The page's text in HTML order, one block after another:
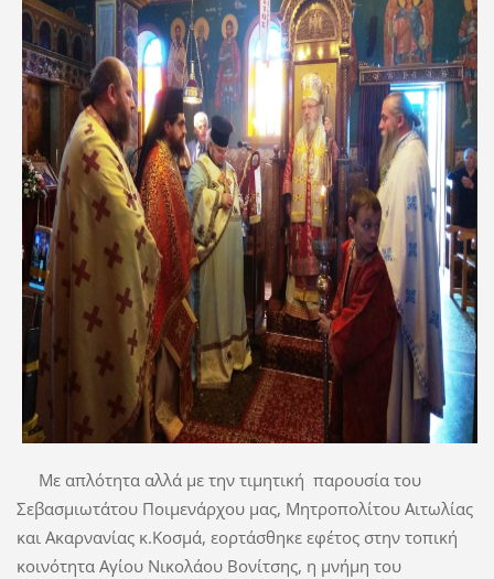
Με απλότητα αλλά με την τιμητική παρουσία του
Σεβασμιωτάτου Ποιμενάρχου μας, Μητροπολίτου Αιτωλίας
και Ακαρνανίας κ.Κοσμά, εορτάσθηκε εφέτος στην τοπική
κοινότητα Αγίου Νικολάου Βονίτσης, η μνήμη του